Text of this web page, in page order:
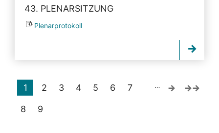
43. PLENARSITZUNG
Plenarprotokoll
1 2 3 4 5 6 7
8 9
…